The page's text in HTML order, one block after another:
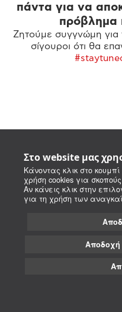
Στο website μας
Κάνοντας κλικ στο
χρήση cookies για
Αν κάνεις κλικ στην
για τη χρήση των
πάντα για να
πρόβλημα
Ζητούμε συγγνώμη για
σίγουροι ότι θα